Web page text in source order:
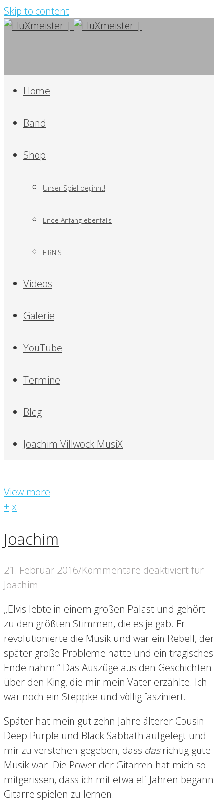
Skip to content
Home
Band
Shop
Unser Spiel beginnt!
Ende Anfang ebenfalls
FIRNIS
Videos
Galerie
YouTube
Termine
Blog
Joachim Villwock MusiX
View more
+x
Joachim
21. Februar 2016/Kommentare deaktiviert für
Joachim
„Elvis lebte in einem großen Palast und gehört
zu den größten Stimmen, die es je gab. Er
revolutionierte die Musik und war ein Rebell, der
später große Probleme hatte und ein tragisches
Ende nahm.“ Das Auszüge aus den Geschichten
über den King, die mir mein Vater erzählte. Ich
war noch ein Steppke und völlig fasziniert.
Später hat mein gut zehn Jahre älterer Cousin
Deep Purple und Black Sabbath aufgelegt und
mir zu verstehen gegeben, dass dasrichtig gute
Musik war. Die Power der Gitarren hat mich so
mitgerissen, dass ich mit etwa elf Jahren begann
Gitarre spielen zu lernen.